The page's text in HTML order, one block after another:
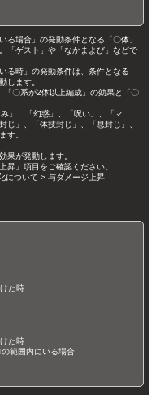
場合」の発動条件となる「〇体」
「ゲスト」や「なかまよび」などで
る時」の発動条件は、条件となる
します。
〇系が2体以上編成」の効果と「〇
」、「幻惑」、「呪い」、「マ
じ」、「体技封じ」、「息封じ」、
す。
果が発動します。
」項目をご確認ください。
について > 与ダメージ上昇
た時
た時
範囲内にいる場合